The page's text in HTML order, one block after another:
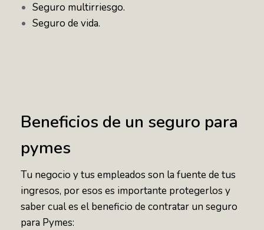
Seguro multirriesgo.
Seguro de vida.
Beneficios de un seguro para
pymes
Tu negocio y tus empleados son la fuente de tus
ingresos, por esos es importante protegerlos y
saber cual es el beneficio de contratar un seguro
para Pymes: